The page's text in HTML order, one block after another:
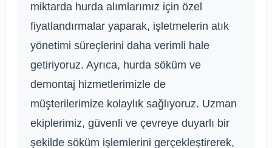
miktarda hurda alımlarımız için özel
fiyatlandırmalar yaparak, işletmelerin atık
yönetimi süreçlerini daha verimli hale
getiriyoruz. Ayrıca, hurda söküm ve
demontaj hizmetlerimizle de
müşterilerimize kolaylık sağlıyoruz. Uzman
ekiplerimiz, güvenli ve çevreye duyarlı bir
şekilde söküm işlemlerini gerçekleştirerek,